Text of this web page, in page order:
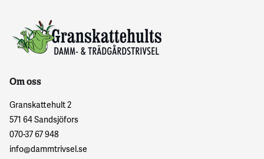
Om oss
Granskattehult 2
571 64 Sandsjöfors
070-37 67 948
info@dammtrivsel.se